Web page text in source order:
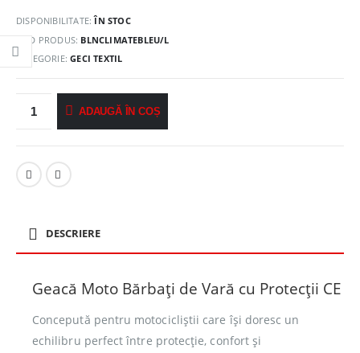
DISPONIBILITATE:ÎN STOC
COD PRODUS: BLNCLIMATEBLEU/L
CATEGORIE:GECI TEXTIL
ADAUGĂ ÎN COȘ
DESCRIERE
Geacă Moto Bărbați de Vară cu Protecții CE
Concepută pentru motocicliștii care își doresc un
echilibru perfect între protecție, confort și